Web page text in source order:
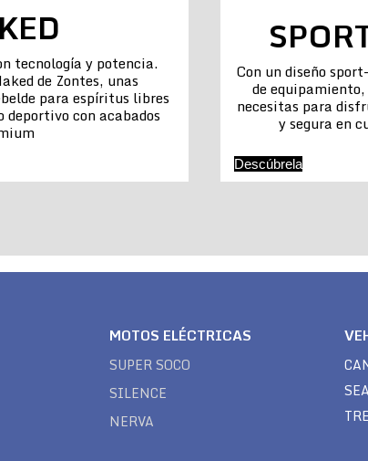
tecnología y potencia.
de Zontes, unas
para espíritus libres
deportivo con acabados
Con un diseño
de
necesitas para
y segura en
Descúbrela
MOTOS ELÉCTRICAS
SUPER SOCO
SILENCE
NERVA